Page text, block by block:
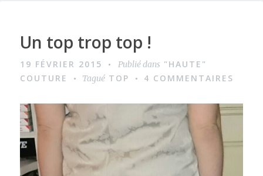
Un top trop top !
19 FÉVRIER 2015 Publié dans "HAUTE"
COUTURE
Tagué TOP 4 COMMENTAIRES